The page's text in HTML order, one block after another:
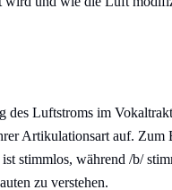
des Luftstroms im
Artikulationsart auf. Zum
stimmlos, während /b/
zu verstehen.